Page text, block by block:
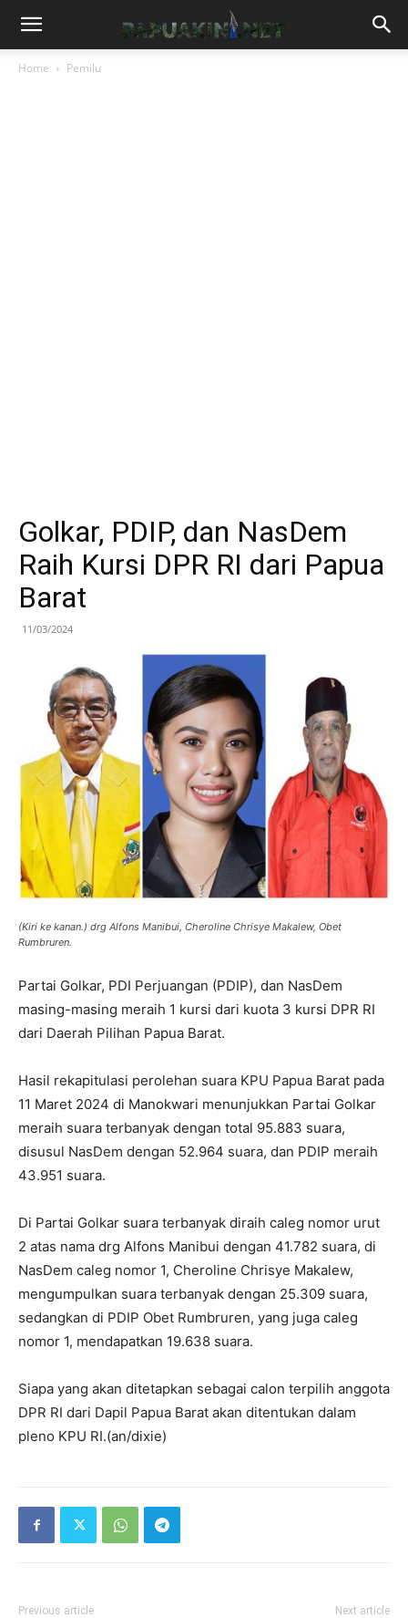
Home Pemilu
Golkar, PDIP, dan NasDem
Raih Kursi DPR RI dari Papua
Barat
11/03/2024
(Kiri ke kanan.) drg Alfons Manibui, Cheroline Chrisye Makalew, Obet
Rumbruren.
Partai Golkar, PDI Perjuangan (PDIP), dan NasDem
masing-masing meraih 1 kursi dari kuota 3 kursi DPR RI
dari Daerah Pilihan Papua Barat.
Hasil rekapitulasi perolehan suara KPU Papua Barat pada
11 Maret 2024 di Manokwari menunjukkan Partai Golkar
meraih suara terbanyak dengan total 95.883 suara,
disusul NasDem dengan 52.964 suara, dan PDIP meraih
43.951 suara.
Di Partai Golkar suara terbanyak diraih caleg nomor urut
2 atas nama drg Alfons Manibui dengan 41.782 suara, di
NasDem caleg nomor 1, Cheroline Chrisye Makalew,
mengumpulkan suara terbanyak dengan 25.309 suara,
sedangkan di PDIP Obet Rumbruren, yang juga caleg
nomor 1, mendapatkan 19.638 suara.
Siapa yang akan ditetapkan sebagai calon terpilih anggota
DPR RI dari Dapil Papua Barat akan ditentukan dalam
pleno KPU RI.(an/dixie)
Previous article Next article